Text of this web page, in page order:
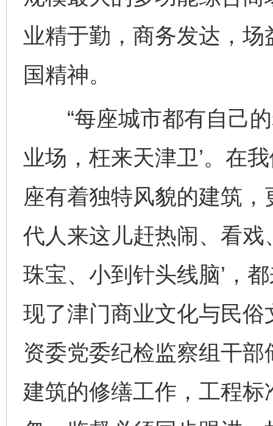
业精于勤，商务发达，
国精神。
“每座城市都有自己的
业场，枉来天津卫’。在
座有着独特风貌的建筑
代人来这儿赶热闹、看戏
珠宝、小到针头线脑’，
现了津门商业文化与民俗
资委党委纪检监察组干
建筑的修缮工作，工程